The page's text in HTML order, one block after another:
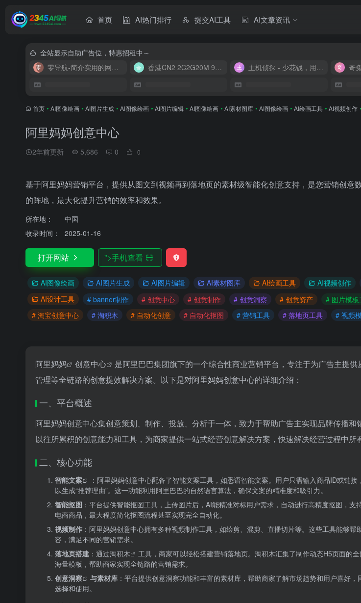
首页 AI热门排行 提交AI工具 AI文章资讯
全站显示自助广告位，特惠招租中～
零导航-简介实用的网址导航
香港CN2 2C2G20M 9.9/月 主机侦探 - 少花钱，用好云
首页 • AI图像绘画 • AI图片生成 • AI图像绘画 • AI图片编辑 • AI图像绘画 • AI素材图库 • AI图像绘画 • AI绘画工具 • AI视频创作 •
阿里妈妈创意中心
2年前更新 5,686 0 0
基于阿里妈妈营销平台，提供从图文到视频再到落地页的素材级智能化创意支持，是您营销创意
的阵地，最大化提升营销的效率和效果。
所在地：
中国
收录时间：
2025-01-16
打开网站 ">手机查看
AI图像绘画 AI图片生成 AI图片编辑 AI素材图库 AI绘画工具 AI视频创作
AI设计工具
# banner制作 # 创意中心 # 创意制作 # 创意洞察 # 创意资产 # 图片模板
# 淘宝创意中心
# 淘积木 # 自动化创意 # 自动化抠图 # 营销工具 # 落地页工具 # 视频
阿里妈妈 创意中心
是阿里巴巴集团旗下的一个综合性商业营销平台，专注于为广告主提
管理等全链路的创意提效解决方案。以下是对阿里妈妈创意中心的详细介绍：
一、平台概述
阿里妈妈创意中心集创意策划、制作、投放、分析于一体，致力于帮助广告主实现品牌传播
以往所累积的创意能力和工具，为商家提供一站式经营创意解决方案，快速解决经营过程中所
二、核心功能
智能文案
：阿里妈妈创意中心配备了智能文案工具，如悉语智能文案。用户只需输入商品ID或链
以生成“推荐理由”。这一功能利用阿里巴巴的自然语言算法，确保文案的精准度和吸引力。
智能抠图 ：平台提供智能抠图工具，上传图片后，AI能精准对标用户需求，自动进行高精度抠图，支
电商商品，最大程度简化抠图流程甚至实现完全自动化。
视频制作 ：阿里妈妈创意中心拥有多种视频制作工具，如绘剪、混剪、直播切片等。这些工具能够
容，满足不同的营销需求。
落地页搭建 ：通过淘积木
工具，商家可以轻松搭建营销落地页。淘积木汇集了制作动态H5页面的
海量模板，帮助商家实现全链路的营销需求。
创意洞察
与素材库 ：平台提供创意洞察功能和丰富的素材库，帮助商家了解市场趋势和用户喜好
选择和使用。